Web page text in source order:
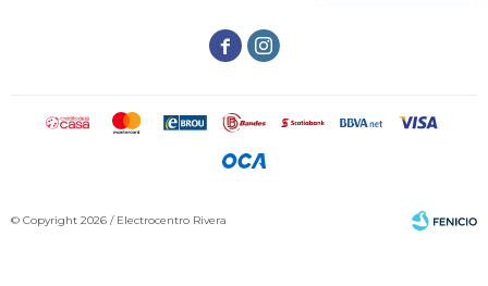
 
© Copyright 2026 / Electrocentro Rivera